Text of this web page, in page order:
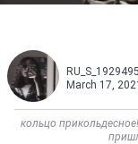
March 17,
кольцо